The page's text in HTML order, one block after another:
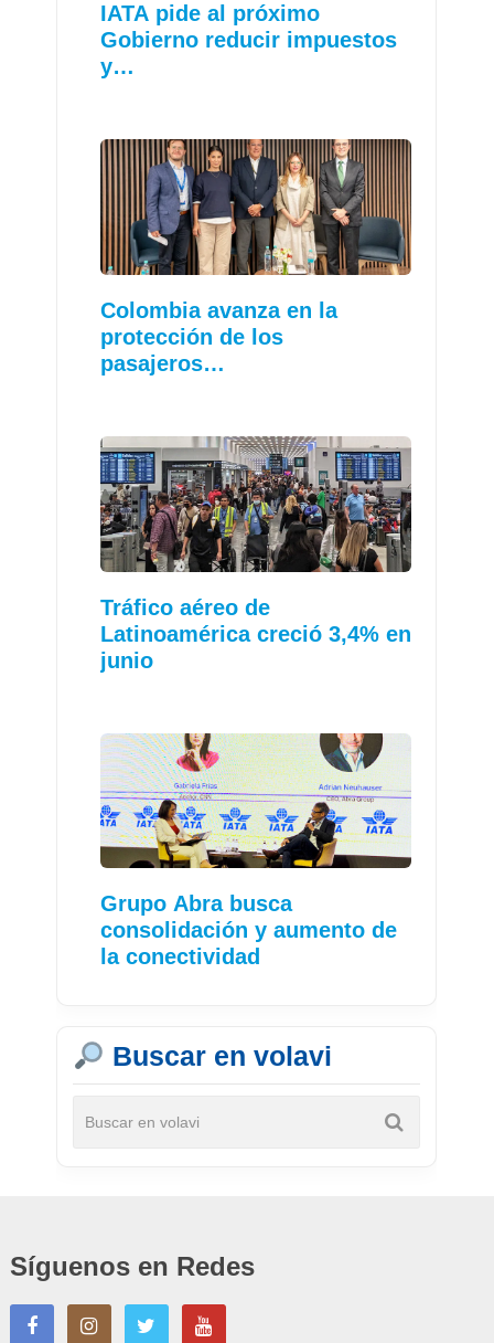
IATA pide al próximo
Gobierno reducir impuestos
y…
Colombia avanza en la
protección de los
pasajeros…
Tráfico aéreo de
Latinoamérica creció 3,4% en
junio
Grupo Abra busca
consolidación y aumento de
la conectividad
Buscar en volavi
Síguenos en Redes